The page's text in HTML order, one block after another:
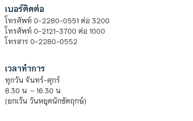
เบอร์ติดต่อ
โทรศัพท์ 0-2280-0551 ต่อ 3200
โทรศัพท์ 0-2121-3700 ต่อ 1000
โทรสาร 0-2280-0552
เวลาทำการ
ทุกวัน จันทร์-ศุกร์
8.30 น. – 16.30 น.
(ยกเว้น วันหยุดนักขัตฤกษ์)